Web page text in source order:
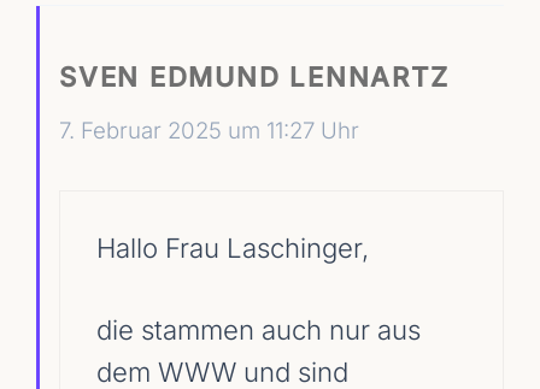
SVEN EDMUND LENNARTZ
7. Februar 2025 um 11:27 Uhr
Hallo Frau Laschinger,
die stammen auch nur aus
dem WWW und sind